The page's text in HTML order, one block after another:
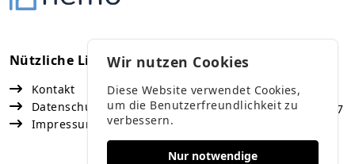
Nützliche Links
Kontakt
Datenschutz
Impressum
Kontakt
Vaduz
Fürst Franz Josef Strasse 67
Buchs
Wir nutzen Cookies
Diese Website verwendet Cookies,
um die Benutzerfreundlichkeit zu
verbessern.
Nur notwendige